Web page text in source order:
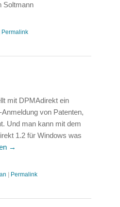
Soltmann
Permalink
mit DPMAdirekt ein
von Patenten,
Und man kann mit dem
1.2 für Windows was
→
Permalink